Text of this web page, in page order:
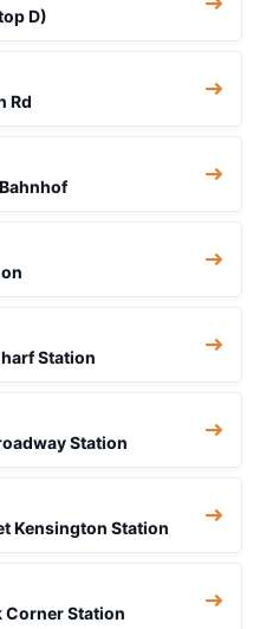
D)
Rd
Station
Station
Kensington Station
Corner Station